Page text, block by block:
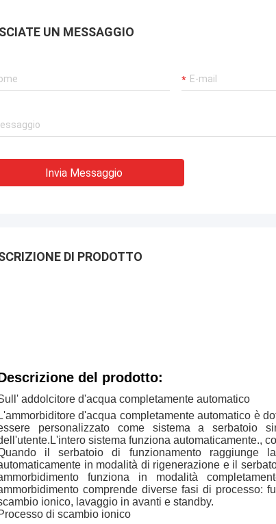
UN MESSAGGIO
Invia Messaggio
DI PRODOTTO
del prodotto:
addolcitore d'acqua completamente automatico
d'acqua completamente automatico è
personalizzato come sistema a
sistema funziona automaticamente.,
il serbatoio di funzionamento raggiunge
in modalità di rigenerazione e il
funziona in modalità
comprende diverse fasi di processo:
ionico, lavaggio in avanti e standby.
di scambio ionico